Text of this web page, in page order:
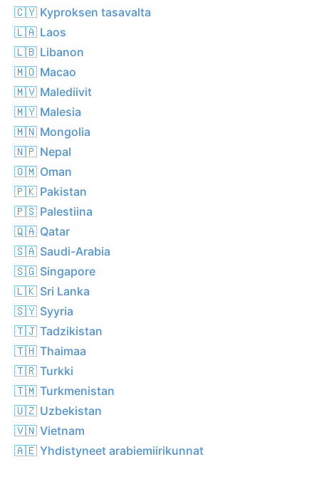
🇨🇾 Kyproksen tasavalta
🇱🇦 Laos
🇱🇧 Libanon
🇲🇴 Macao
🇲🇻 Malediivit
🇲🇾 Malesia
🇲🇳 Mongolia
🇳🇵 Nepal
🇴🇲 Oman
🇵🇰 Pakistan
🇵🇸 Palestiina
🇶🇦 Qatar
🇸🇦 Saudi-Arabia
🇸🇬 Singapore
🇱🇰 Sri Lanka
🇸🇾 Syyria
🇹🇯 Tadzikistan
🇹🇭 Thaimaa
🇹🇷 Turkki
🇹🇲 Turkmenistan
🇺🇿 Uzbekistan
🇻🇳 Vietnam
🇦🇪 Yhdistyneet arabiemiirikunnat